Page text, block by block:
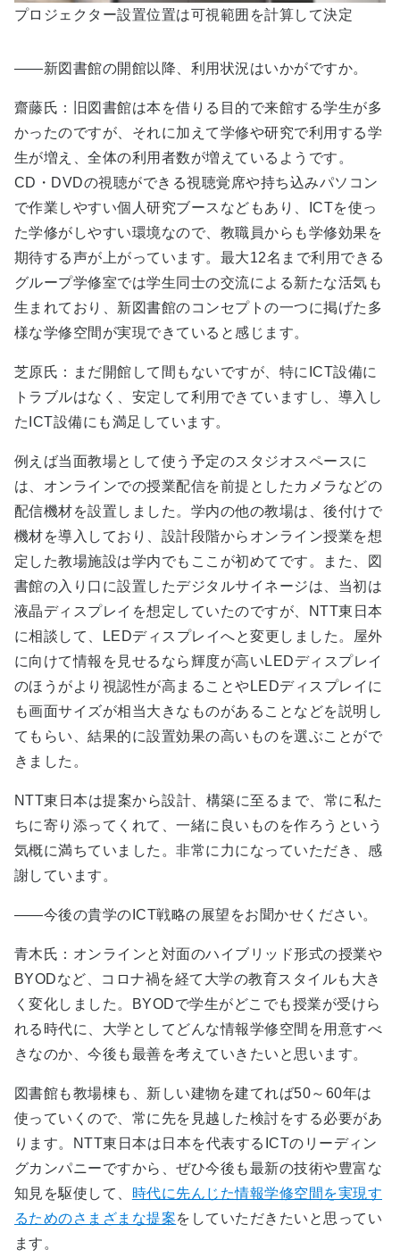
プロジェクター設置位置は可視範囲を計算して決定
――新図書館の開館以降、利用状況はいかがですか。
齋藤氏：旧図書館は本を借りる目的で来館する学生が多
かったのですが、それに加えて学修や研究で利用する学
生が増え、全体の利用者数が増えているようです。
CD・DVDの視聴ができる視聴覚席や持ち込みパソコン
で作業しやすい個人研究ブースなどもあり、ICTを使っ
た学修がしやすい環境なので、教職員からも学修効果を
期待する声が上がっています。最大12名まで利用できる
グループ学修室では学生同士の交流による新たな活気も
生まれており、新図書館のコンセプトの一つに掲げた多
様な学修空間が実現できていると感じます。
芝原氏：まだ開館して間もないですが、特にICT設備に
トラブルはなく、安定して利用できていますし、導入し
たICT設備にも満足しています。
例えば当面教場として使う予定のスタジオスペースに
は、オンラインでの授業配信を前提としたカメラなどの
配信機材を設置しました。学内の他の教場は、後付けで
機材を導入しており、設計段階からオンライン授業を想
定した教場施設は学内でもここが初めてです。また、図
書館の入り口に設置したデジタルサイネージは、当初は
液晶ディスプレイを想定していたのですが、NTT東日本
に相談して、LEDディスプレイへと変更しました。屋外
に向けて情報を見せるなら輝度が高いLEDディスプレイ
のほうがより視認性が高まることやLEDディスプレイに
も画面サイズが相当大きなものがあることなどを説明し
てもらい、結果的に設置効果の高いものを選ぶことがで
きました。
NTT東日本は提案から設計、構築に至るまで、常に私た
ちに寄り添ってくれて、一緒に良いものを作ろうという
気概に満ちていました。非常に力になっていただき、感
謝しています。
――今後の貴学のICT戦略の展望をお聞かせください。
青木氏：オンラインと対面のハイブリッド形式の授業や
BYODなど、コロナ禍を経て大学の教育スタイルも大き
く変化しました。BYODで学生がどこでも授業が受けら
れる時代に、大学としてどんな情報学修空間を用意すべ
きなのか、今後も最善を考えていきたいと思います。
図書館も教場棟も、新しい建物を建てれば50～60年は
使っていくので、常に先を見越した検討をする必要があ
ります。NTT東日本は日本を代表するICTのリーディン
グカンパニーですから、ぜひ今後も最新の技術や豊富な
知見を駆使して、 時代に先んじた情報学修空間を実現す
るためのさまざまな提案をしていただきたいと思ってい
ます。